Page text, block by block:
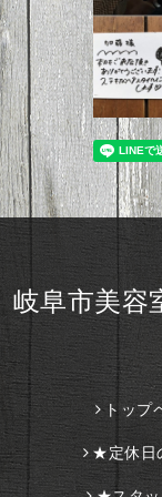
岐阜市美容
トップ
★定休日